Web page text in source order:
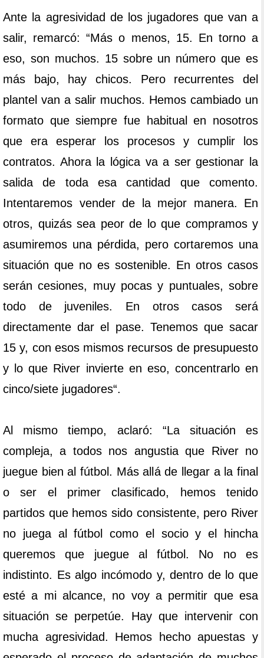
Ante la agresividad de los jugadores que van a
salir, remarcó: “Más o menos, 15. En torno a
eso, son muchos. 15 sobre un número que es
más bajo, hay chicos. Pero recurrentes del
plantel van a salir muchos. Hemos cambiado un
formato que siempre fue habitual en nosotros
que era esperar los procesos y cumplir los
contratos. Ahora la lógica va a ser gestionar la
salida de toda esa cantidad que comento.
Intentaremos vender de la mejor manera. En
otros, quizás sea peor de lo que compramos y
asumiremos una pérdida, pero cortaremos una
situación que no es sostenible. En otros casos
serán cesiones, muy pocas y puntuales, sobre
todo de juveniles. En otros casos será
directamente dar el pase. Tenemos que sacar
15 y, con esos mismos recursos de presupuesto
y lo que River invierte en eso, concentrarlo en
cinco/siete jugadores“.
Al mismo tiempo, aclaró: “La situación es
compleja, a todos nos angustia que River no
juegue bien al fútbol. Más allá de llegar a la final
o ser el primer clasificado, hemos tenido
partidos que hemos sido consistente, pero River
no juega al fútbol como el socio y el hincha
queremos que juegue al fútbol. No no es
indistinto. Es algo incómodo y, dentro de lo que
esté a mi alcance, no voy a permitir que esa
situación se perpetúe. Hay que intervenir con
mucha agresividad. Hemos hecho apuestas y